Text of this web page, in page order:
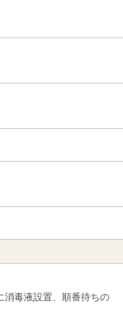
消毒液設置、順番待ちの